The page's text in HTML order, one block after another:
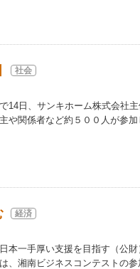
社会
14日、サンキホーム株式会社
や関係者など約５００人が参
経済
本一手厚い支援を目指す（公
、湘南ビジネスコンテストの